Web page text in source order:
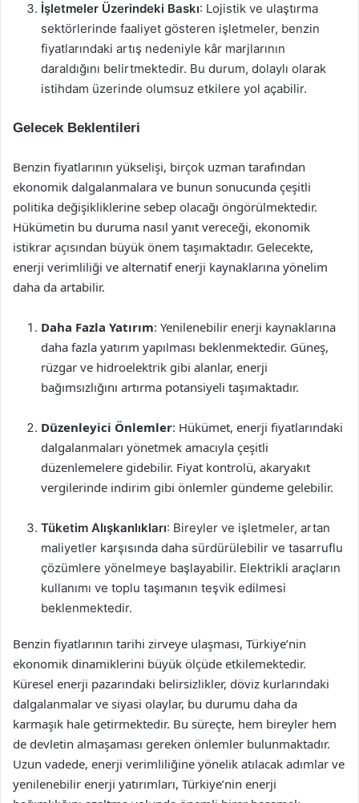
İşletmeler Üzerindeki Baskı: Lojistik ve ulaştırma
sektörlerinde faaliyet gösteren işletmeler, benzin
fiyatlarındaki artış nedeniyle kâr marjlarının
daraldığını belirtmektedir. Bu durum, dolaylı olarak
istihdam üzerinde olumsuz etkilere yol açabilir.
Gelecek Beklentileri
Benzin fiyatlarının yükselişi, birçok uzman tarafından
ekonomik dalgalanmalara ve bunun sonucunda çeşitli
politika değişikliklerine sebep olacağı öngörülmektedir.
Hükümetin bu duruma nasıl yanıt vereceği, ekonomik
istikrar açısından büyük önem taşımaktadır. Gelecekte,
enerji verimliliği ve alternatif enerji kaynaklarına yönelim
daha da artabilir.
Daha Fazla Yatırım: Yenilenebilir enerji kaynaklarına
daha fazla yatırım yapılması beklenmektedir. Güneş,
rüzgar ve hidroelektrik gibi alanlar, enerji
bağımsızlığını artırma potansiyeli taşımaktadır.
Düzenleyici Önlemler: Hükümet, enerji fiyatlarındaki
dalgalanmaları yönetmek amacıyla çeşitli
düzenlemelere gidebilir. Fiyat kontrolü, akaryakıt
vergilerinde indirim gibi önlemler gündeme gelebilir.
Tüketim Alışkanlıkları: Bireyler ve işletmeler, artan
maliyetler karşısında daha sürdürülebilir ve tasarruflu
çözümlere yönelmeye başlayabilir. Elektrikli araçların
kullanımı ve toplu taşımanın teşvik edilmesi
beklenmektedir.
Benzin fiyatlarının tarihi zirveye ulaşması, Türkiye’nin
ekonomik dinamiklerini büyük ölçüde etkilemektedir.
Küresel enerji pazarındaki belirsizlikler, döviz kurlarındaki
dalgalanmalar ve siyasi olaylar, bu durumu daha da
karmaşık hale getirmektedir. Bu süreçte, hem bireyler hem
de devletin almaşaması gereken önlemler bulunmaktadır.
Uzun vadede, enerji verimliliğine yönelik atılacak adımlar ve
yenilenebilir enerji yatırımları, Türkiye’nin enerji